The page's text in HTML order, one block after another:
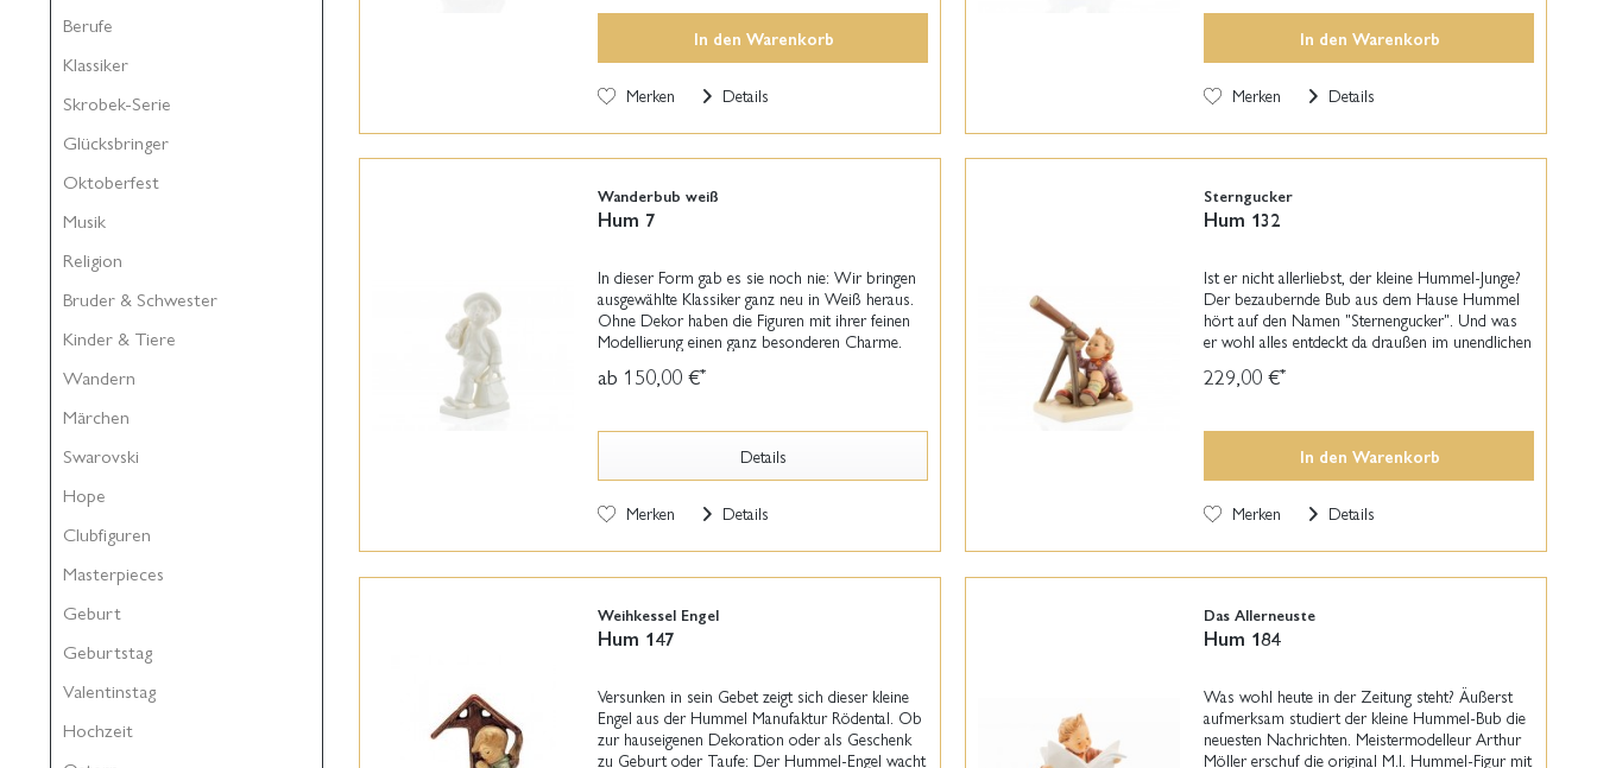
Berufe
Klassiker
Skrobek-Serie
Glücksbringer
Oktoberfest
Musik
Religion
Bruder & Schwester
Kinder & Tiere
Wandern
Märchen
Swarovski
Hope
Clubfiguren
Masterpieces
Geburt
Geburtstag
Valentinstag
Hochzeit
In den Warenkorb
Merken Details
In den Warenkorb
Merken Details
Wanderbub weiß
Hum 7
In dieser Form gab es sie noch nie: Wir bringen
ausgewählte Klassiker ganz neu in Weiß heraus.
Ohne Dekor haben die Figuren mit ihrer feinen
Modellierung einen ganz besonderen Charme.
bereichern...
ab 150,00 €*
Details
Merken Details
Sterngucker
Hum 132
Ist er nicht allerliebst, der kleine Hummel-Junge?
Der bezaubernde Bub aus dem Hause Hummel
hört auf den Namen "Sternengucker". Und was
er wohl alles entdeckt da draußen im unendlichen
die...
229,00 €*
In den Warenkorb
Merken Details
Weihkessel Engel
Hum 147
Versunken in sein Gebet zeigt sich dieser kleine
Engel aus der Hummel Manufaktur Rödental. Ob
zur hauseigenen Dekoration oder als Geschenk
zu Geburt oder Taufe: Der Hummel-Engel wacht
Das Allerneuste
Hum 184
Was wohl heute in der Zeitung steht? Äußerst
aufmerksam studiert der kleine Hummel-Bub die
neuesten Nachrichten. Meistermodelleur Arthur
Möller erschuf die original M.I. Hummel-Figur mit